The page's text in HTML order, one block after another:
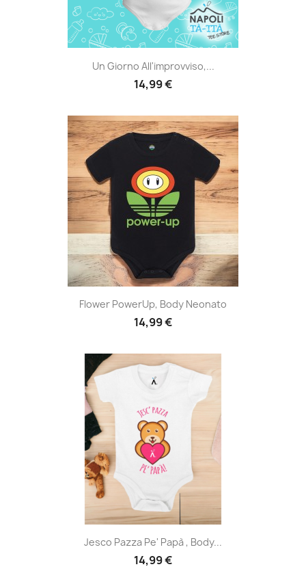
Un Giorno All'improvviso,...
14,99 €
Flower PowerUp, Body Neonato
14,99 €
Jesco Pazza Pe' Papà , Body...
14,99 €